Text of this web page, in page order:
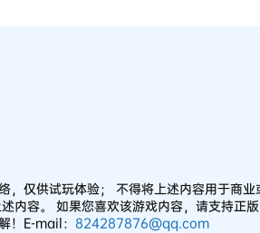
，仅供试玩体验； 不得将上述内容用于商业
内容。 如果您喜欢该游戏内容，请支持正
！E-mail： 824287876@qq.com